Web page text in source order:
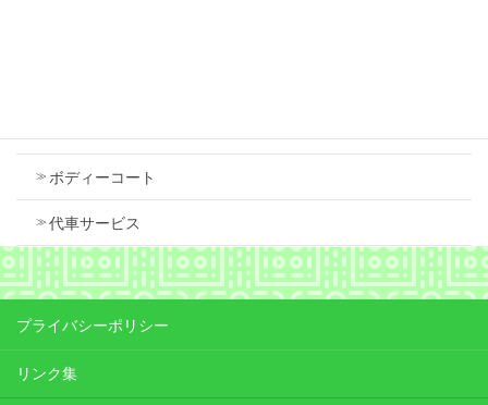
ボディーコート
代車サービス
プライバシーポリシー
リンク集